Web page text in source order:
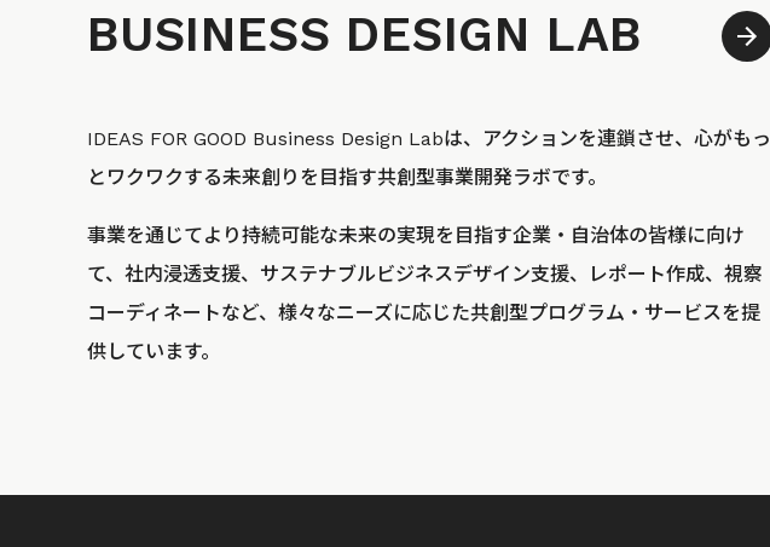
BUSINESS DESIGN LAB
IDEAS FOR GOOD Business Design Labは、アクションを連鎖させ、心がもっ
とワクワクする未来創りを目指す共創型事業開発ラボです。
事業を通じてより持続可能な未来の実現を目指す企業・自治体の皆様に向け
て、社内浸透支援、サステナブルビジネスデザイン支援、レポート作成、視察
コーディネートなど、様々なニーズに応じた共創型プログラム・サービスを提
供しています。